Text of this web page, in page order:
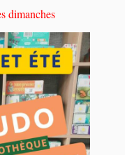
dimanches